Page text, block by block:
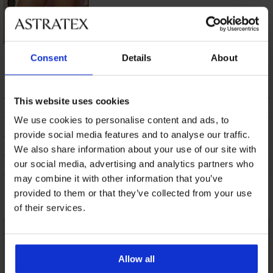
Consent Details About
This website uses cookies
We use cookies to personalise content and ads, to
provide social media features and to analyse our traffic.
We also share information about your use of our site with
our social media, advertising and analytics partners who
may combine it with other information that you’ve
provided to them or that they’ve collected from your use
of their services.
Allow all
Bikinibroekje
Antalya I
32,79 €
BESCHRIJVING
VERZENDING EN BETALING
RUILEN
ONDERHOUD EN WASSEN
Misschien vindt u dit ook leuk